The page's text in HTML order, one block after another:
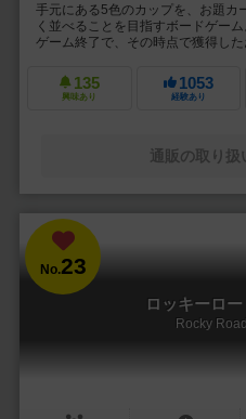
手元にある5色のカップを、お題カ
く並べることを目指すボードゲー
ゲーム終了で、その時点で獲得した
135
興味あり
1053
経験あり
通販の取り
No.23
ロッキーロ
Rocky